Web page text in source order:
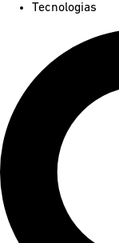
Tecnologias